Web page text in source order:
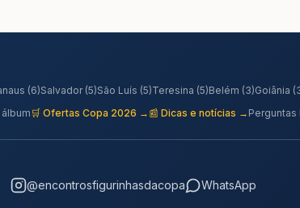
(6)Salvador(5)São Luís (5)Teresina (5)Belém (3)Goiânia (
🛒 Ofertas Copa 2026 → 📰 Dicas e notícias → Perguntas
@encontrosfigurinhasdacopa WhatsApp